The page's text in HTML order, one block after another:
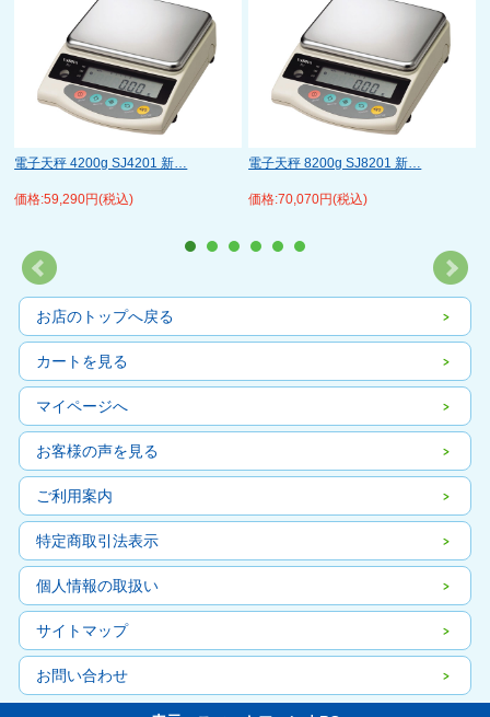
電子天秤 4200g SJ4201 新…
価格:59,290円(税込)
電子天秤 8200g SJ8201 新…
価格:70,070円(税込)
お店のトップへ戻る
カートを見る
マイページへ
お客様の声を見る
ご利用案内
特定商取引法表示
個人情報の取扱い
サイトマップ
お問い合わせ